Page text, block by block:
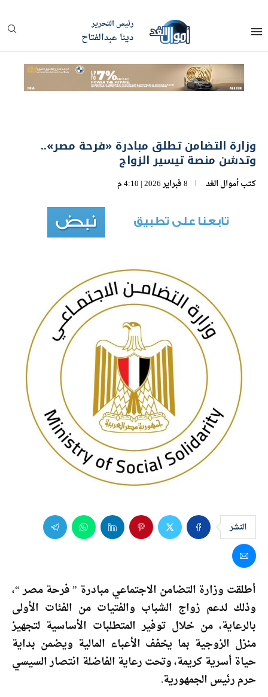
رئيس التحرير
دينا عبدالفتاح
وزارة التضامن تطلق مبادرة «فرحة مصر»..
وتدشن منصة تيسير الزواج
كتبأموال الغد 8 فبراير 2026 | 4:10 م
النشر
أطلقت وزارة التضامن الاجتماعي مبادرة ” فرحة مصر “،
وذلك لدعم زواج الشباب والفتيات من الفئات الأولى
بالرعاية، من خلال توفير المتطلبات الأساسية لتجهيز
منزل الزوجية بما يخفف الأعباء المالية ويضمن بداية
حياة أسرية كريمة، وتحت رعاية الفاضلة انتصار السيسي
حرم رئيس الجمهورية.